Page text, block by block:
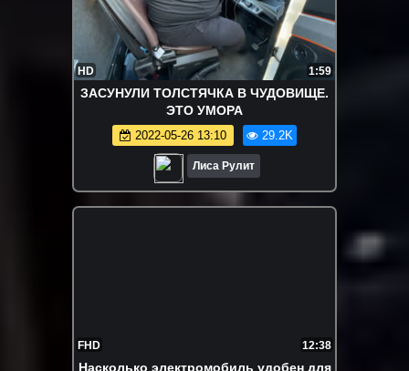
HD 1:59
ЗАСУНУЛИ ТОЛСТЯЧКА В ЧУДОВИЩЕ.
ЭТО УМОРА
2022-05-26 13:10 29.2K
Лиса Рулит
FHD 12:38
Насколько электромобиль удобен для